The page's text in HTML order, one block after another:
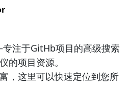
注于GitHb项目的高级搜索
的项目资源。
，这里可以快速定位到您所